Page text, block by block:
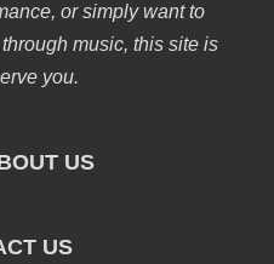
or simply want to
music, this site is
you.
US
US